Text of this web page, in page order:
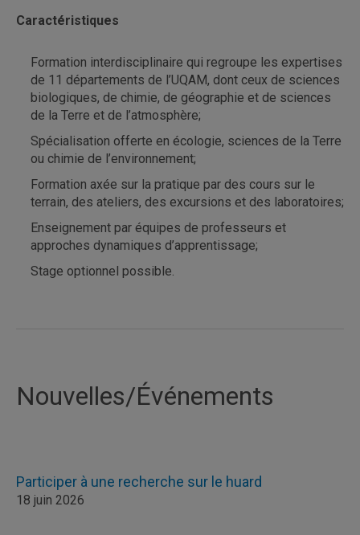
Caractéristiques
Formation interdisciplinaire qui regroupe les expertises
de 11 départements de l’UQAM, dont ceux de sciences
biologiques, de chimie, de géographie et de sciences
de la Terre et de l’atmosphère;
Spécialisation offerte en écologie, sciences de la Terre
ou chimie de l’environnement;
Formation axée sur la pratique par des cours sur le
terrain, des ateliers, des excursions et des laboratoires;
Enseignement par équipes de professeurs et
approches dynamiques d’apprentissage;
Stage optionnel possible.
Nouvelles/Événements
Participer à une recherche sur le huard
18 juin 2026